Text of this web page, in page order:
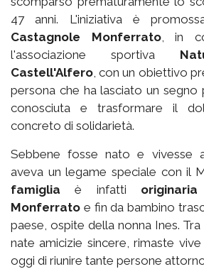
47 anni. L'iniziativa è
Castagnole Monferrato, in
l'associazione sportiva
Castell'Alfero, con un obiettivo
persona che ha lasciato un segno
conosciuta e trasformare il
concreto di solidarietà.
Sebbene fosse nato e vivesse
aveva un legame speciale con il
famigliaè infatti
Monferrato e fin da bambino
paese, ospite della nonna Ines.
nate amicizie sincere, rimaste
oggi di riunire tante persone